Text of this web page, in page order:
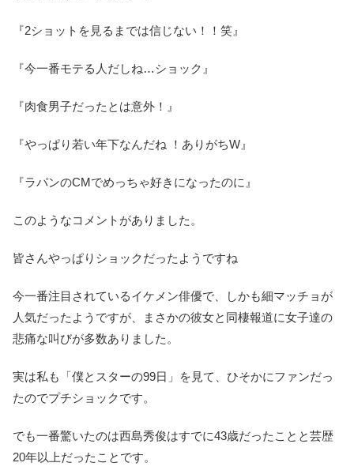
『2ショットを見るまでは信じない！！笑』
『今一番モテる人だしね…ショック』
『肉食男子だったとは意外！』
『やっぱり若い年下なんだね ！ありがちW』
『ラパンのCMでめっちゃ好きになったのに』
このようなコメントがありました。
皆さんやっぱりショックだったようですね
今一番注目されているイケメン俳優で、しかも細マッチョが
人気だったようですが、まさかの彼女と同棲報道に女子達の
悲痛な叫びが多数ありました。
実は私も「僕とスターの99日」を見て、ひそかにファンだっ
たのでプチショックです。
でも一番驚いたのは西島秀俊はすでに43歳だったことと芸歴
20年以上だったことです。